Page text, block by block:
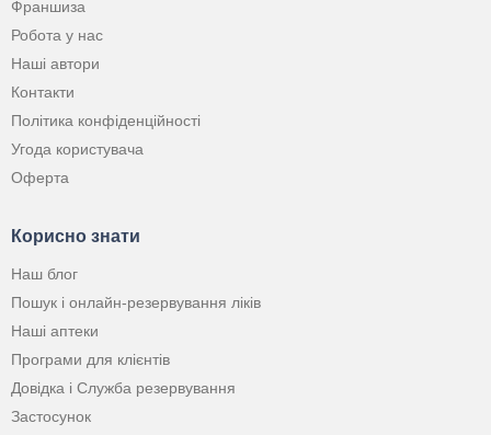
Франшиза
Робота у нас
Наші автори
Контакти
Політика конфіденційності
Угода користувача
Оферта
Корисно знати
Наш блог
Пошук і онлайн-резервування ліків
Наші аптеки
Програми для клієнтів
Довідка і Служба резервування
Застосунок